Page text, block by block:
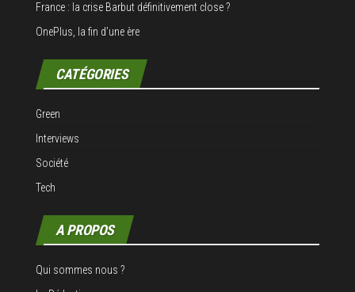
France : la crise Barbut définitivement close ?
OnePlus, la fin d’une ère
CATÉGORIES
Green
Interviews
Société
Tech
A PROPOS
Qui sommes nous ?